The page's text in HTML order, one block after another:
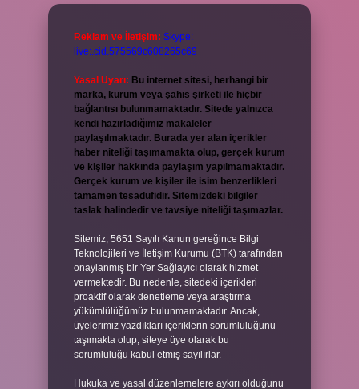
Reklam ve İletişim: Skype:
live:.cid.575569c608265c69
Yasal Uyarı: Bu internet sitesi, herhangi bir
marka, kurum veya şahıs şirketi ile hiçbir
bağlantısı bulunmamaktadır. Sitede yalnızca
kendi hazırladığımız makaleler
paylaşılmaktadır. Burada yer alan içerikler
haber niteliği taşımamakta olup, gerçek kurum
ve kişiler hakkında paylaşım yapılmamaktadır.
Gerçek kurum ve kişiler ile isim benzerlikleri
tamamen tesadüfidir. Sitemizdeki bilgiler
taslak halindedir ve tavsiye niteliği taşımazlar.
Sitemiz, 5651 Sayılı Kanun gereğince Bilgi
Teknolojileri ve İletişim Kurumu (BTK) tarafından
onaylanmış bir Yer Sağlayıcı olarak hizmet
vermektedir. Bu nedenle, sitedeki içerikleri
proaktif olarak denetleme veya araştırma
yükümlülüğümüz bulunmamaktadır. Ancak,
üyelerimiz yazdıkları içeriklerin sorumluluğunu
taşımakta olup, siteye üye olarak bu
sorumluluğu kabul etmiş sayılırlar.
Hukuka ve yasal düzenlemelere aykırı olduğunu